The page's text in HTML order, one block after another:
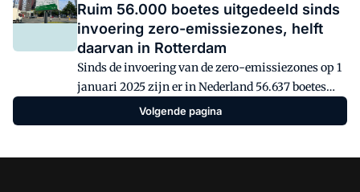
meldt inmiddels dat het slachtoffer is geworden
van het lek bij het Franse logistieke bedrijf.
Ruim 56.000 boetes uitgedeeld sinds
invoering zero-emissiezones, helft
daarvan in Rotterdam
Sinds de invoering van de zero-emissiezones op 1
januari 2025 zijn er in Nederland 56.637 boetes
opgelegd aan bestuurders die met een niet-
toegestaan voertuig een zone inreden. Met ruim
Volgende pagina